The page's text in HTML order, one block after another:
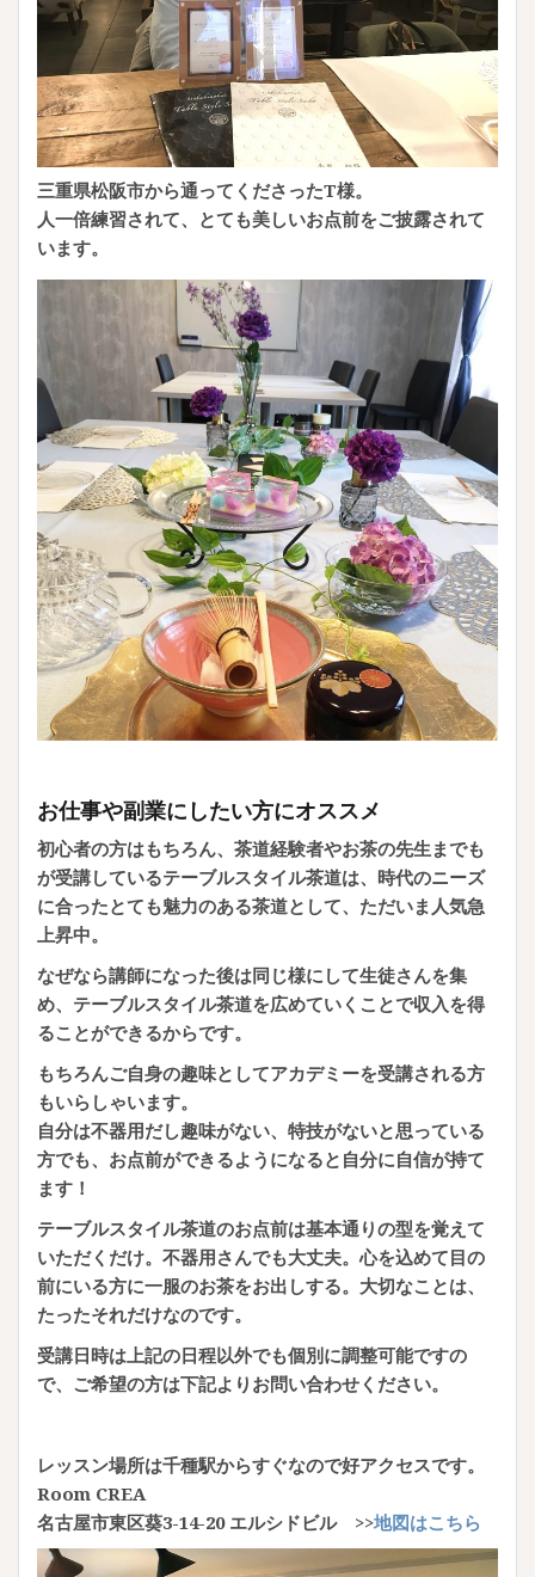
三重県松阪市から通ってくださったT様。
人一倍練習されて、とても美しいお点前をご披露されて
います。
お仕事や副業にしたい方にオススメ
初心者の方はもちろん、茶道経験者やお茶の先生までも
が受講しているテーブルスタイル茶道は、時代のニーズ
に合ったとても魅力のある茶道として、ただいま人気急
上昇中。
なぜなら講師になった後は同じ様にして生徒さんを集
め、テーブルスタイル茶道を広めていくことで収入を得
ることができるからです。
もちろんご自身の趣味としてアカデミーを受講される方
もいらしゃいます。
自分は不器用だし趣味がない、特技がないと思っている
方でも、お点前ができるようになると自分に自信が持て
ます！
テーブルスタイル茶道のお点前は基本通りの型を覚えて
いただくだけ。不器用さんでも大丈夫。心を込めて目の
前にいる方に一服のお茶をお出しする。大切なことは、
たったそれだけなのです。
受講日時は上記の日程以外でも個別に調整可能ですの
で、ご希望の方は下記よりお問い合わせください。
レッスン場所は千種駅からすぐなので好アクセスです。
Room CREA
名古屋市東区葵3-14-20 エルシドビル >>地図はこちら